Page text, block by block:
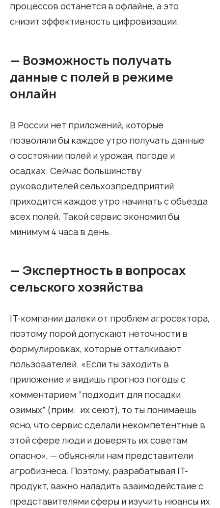
процессов останется в офлайне, а это
снизит эффективность цифровизации.
— Возможность получать
данные с полей в режиме
онлайн
В России нет приложений, которые
позволяли бы каждое утро получать данные
о состоянии полей и урожая, погоде и
осадках. Сейчас большинству
руководителей сельхозпредприятий
приходится каждое утро начинать с объезда
всех полей. Такой сервис экономил бы
минимум 4 часа в день.
— Экспертность в вопросах
сельского хозяйства
IT-компании далеки от проблем агросектора,
поэтому порой допускают неточности в
формулировках, которые отталкивают
пользователей. «Если ты заходить в
приложение и видишь прогноз погоды с
комментарием “подходит для посадки
озимых” (прим. их сеют), то ты понимаешь
ясно, что сервис сделали некомпетентные в
этой сфере люди и доверять их советам
опасно», — объясняли нам представители
агробизнеса. Поэтому, разрабатывая IT-
продукт, важно наладить взаимодействие с
представителями сферы и изучить нюансы их